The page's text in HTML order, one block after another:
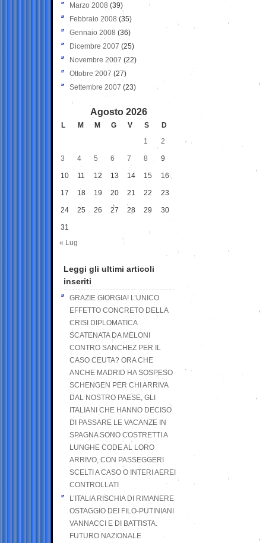
Marzo 2008 (39)
Febbraio 2008 (35)
Gennaio 2008 (36)
Dicembre 2007 (25)
Novembre 2007 (22)
Ottobre 2007 (27)
Settembre 2007 (23)
Agosto 2026
L M M G V S
D
1
2
3 4 5 6 7 8 9
10 11 12 13 14 15 16
17 18 19 20 21 22 23
24 25 26 27 28 29 30
31
« Lug
Leggi gli ultimi articoli
inseriti
GRAZIE GIORGIA! L’UNICO
EFFETTO CONCRETO DELLA
CRISI DIPLOMATICA
SCATENATA DA MELONI
CONTRO SANCHEZ PER IL
CASO CEUTA? ORA CHE
ANCHE MADRID HA SOSPESO
SCHENGEN PER CHI ARRIVA
DAL NOSTRO PAESE, GLI
ITALIANI CHE HANNO DECISO
DI PASSARE LE VACANZE IN
SPAGNA SONO COSTRETTI A
LUNGHE CODE AL LORO
ARRIVO, CON PASSEGGERI
SCELTI A CASO O INTERI AEREI
CONTROLLATI
L’ITALIA RISCHIA DI RIMANERE
OSTAGGIO DEI FILO-PUTINIANI
VANNACCI E DI BATTISTA.
FUTURO NAZIONALE